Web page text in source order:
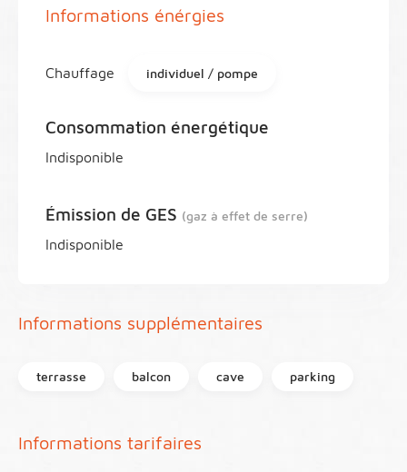
Informations énérgies
Chauffage individuel / pompe
Consommation énergétique
Indisponible
Émission de GES (gaz à effet de serre)
Indisponible
Informations supplémentaires
terrasse balcon cave parking
Informations tarifaires